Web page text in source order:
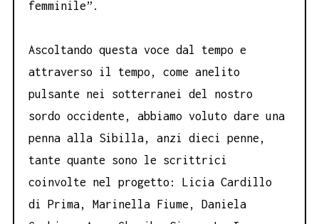
femminile”.
Ascoltando questa voce dal tempo e
attraverso il tempo, come anelito
pulsante nei sotterranei del nostro
sordo occidente, abbiamo voluto dare una
penna alla Sibilla, anzi dieci penne,
tante quante sono le scrittrici
coinvolte nel progetto: Licia Cardillo
di Prima, Marinella Fiume, Daniela